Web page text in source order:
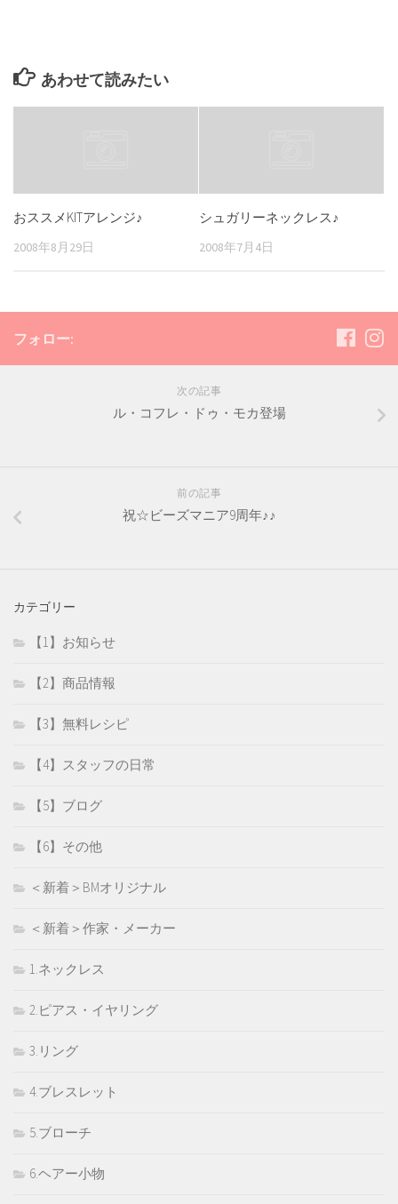
あわせて読みたい
おススメKITアレンジ♪
2008年8月29日
シュガリーネックレス♪
2008年7月4日
フォロー:
次の記事
ル・コフレ・ドゥ・モカ登場
前の記事
祝☆ビーズマニア9周年♪♪
カテゴリー
【1】お知らせ
【2】商品情報
【3】無料レシピ
【4】スタッフの日常
【5】ブログ
【6】その他
＜新着＞BMオリジナル
＜新着＞作家・メーカー
1.ネックレス
2.ピアス・イヤリング
3.リング
4.ブレスレット
5.ブローチ
6.ヘアー小物